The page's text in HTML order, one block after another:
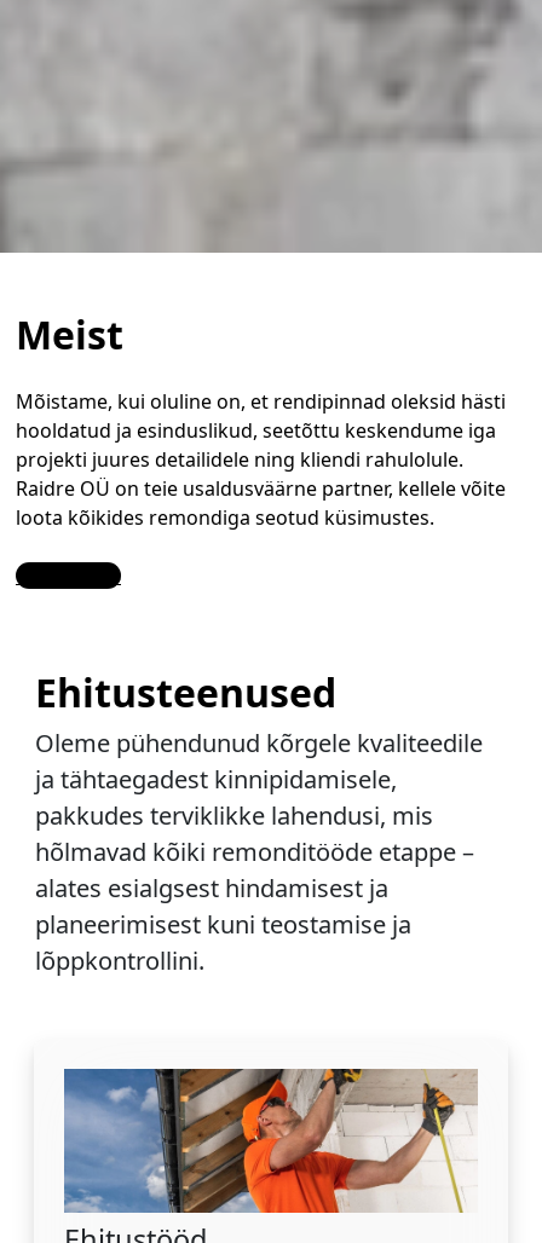
Meist
Mõistame, kui oluline on, et rendipinnad oleksid hästi
hooldatud ja esinduslikud, seetõttu keskendume iga
projekti juures detailidele ning kliendi rahulolule.
Raidre OÜ on teie usaldusväärne partner, kellele võite
loota kõikides remondiga seotud küsimustes.
Contact Us
Ehitusteenused
Oleme pühendunud kõrgele kvaliteedile
ja tähtaegadest kinnipidamisele,
pakkudes terviklikke lahendusi, mis
hõlmavad kõiki remonditööde etappe –
alates esialgsest hindamisest ja
planeerimisest kuni teostamise ja
lõppkontrollini.